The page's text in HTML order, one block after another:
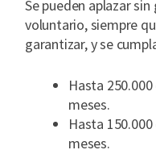
Se pueden aplazar
voluntario, siempre
garantizar, y se
Hasta
meses.
Hasta
meses.